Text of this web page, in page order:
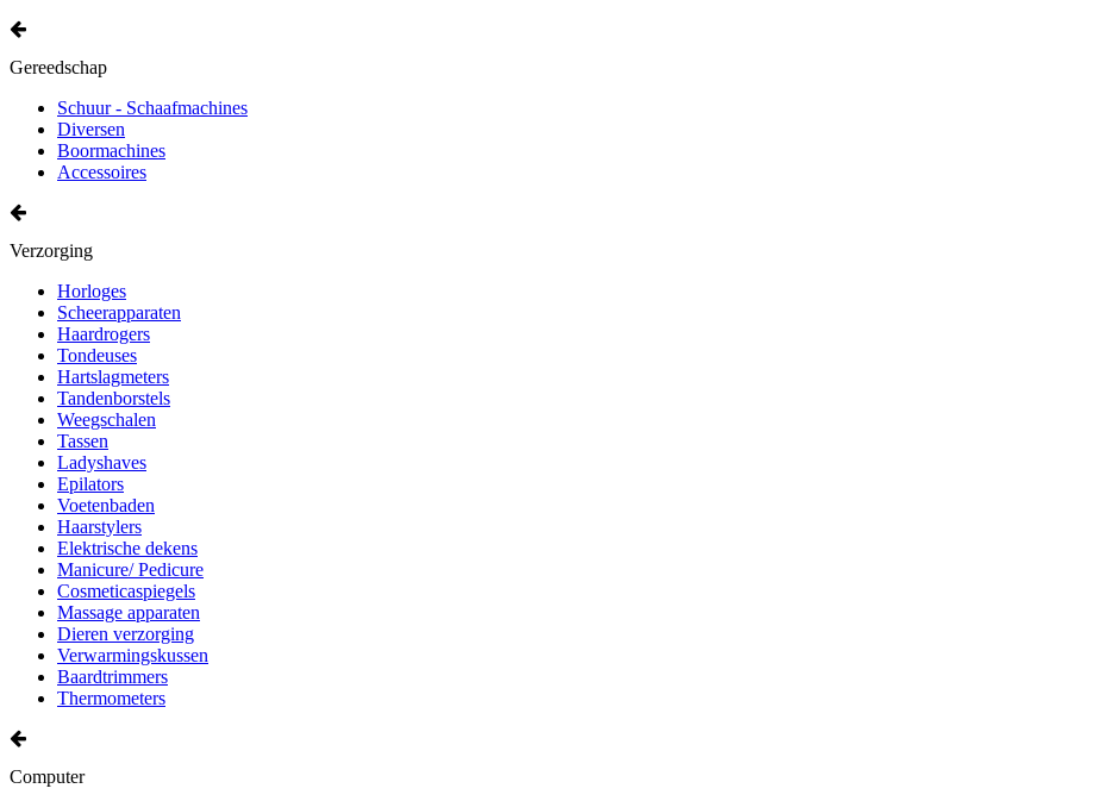
Gereedschap
Schuur - Schaafmachines
Diversen
Boormachines
Accessoires
Verzorging
Horloges
Scheerapparaten
Haardrogers
Tondeuses
Hartslagmeters
Tandenborstels
Weegschalen
Tassen
Ladyshaves
Epilators
Voetenbaden
Haarstylers
Elektrische dekens
Manicure/ Pedicure
Cosmeticaspiegels
Massage apparaten
Dieren verzorging
Verwarmingskussen
Baardtrimmers
Thermometers
Computer